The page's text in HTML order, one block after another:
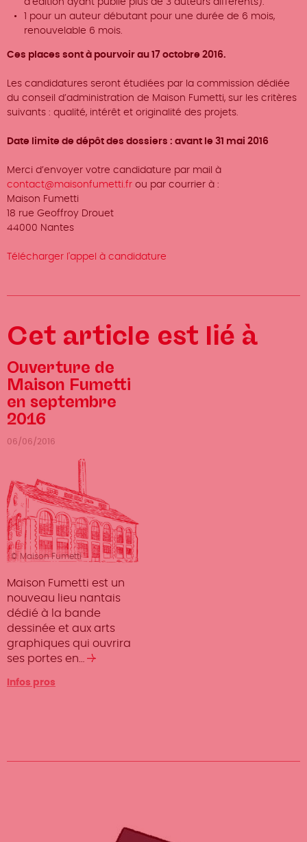
1 pour un auteur débutant pour une durée de 6 mois,
renouvelable 6 mois.
Ces places sont à pourvoir au 17 octobre 2016.
Les candidatures seront étudiées par la commission dédiée
du conseil d’administration de Maison Fumetti, sur les critères
suivants : qualité, intérêt et originalité des projets.
Date limite de dépôt des dossiers : avant le 31 mai 2016
Merci d’envoyer votre candidature par mail à
contact@maisonfumetti.fr ou par courrier à :
Maison Fumetti
18 rue Geoffroy Drouet
44000 Nantes
Télécharger l'appel à candidature
Cet article est lié à
Ouverture de
Maison Fumetti
en septembre
2016
06/06/2016
© Maison Fumetti
Maison Fumetti est un
nouveau lieu nantais
dédié à la bande
dessinée et aux arts
graphiques qui ouvrira
ses portes en…
Infos pros